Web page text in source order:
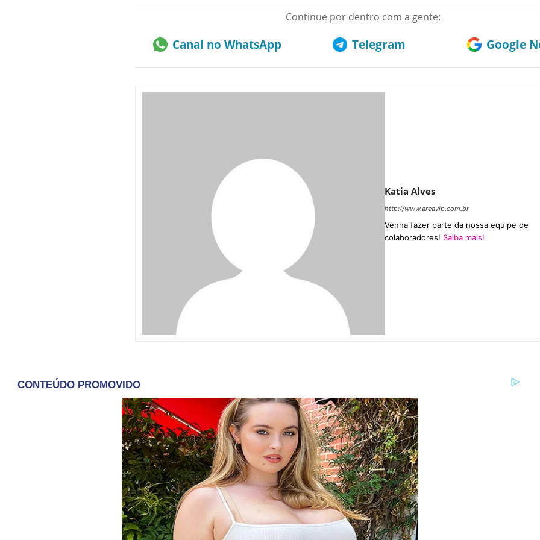
Continue por dentro com a gente:
Canal no WhatsApp Telegram Google
Katia Alves
http://www.areavip.com.br
Venha fazer parte da nossa equipe de
colaboradores! Saiba mais!